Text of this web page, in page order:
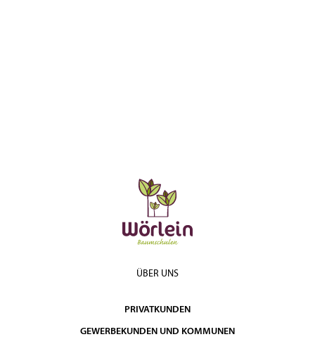
ÜBER UNS
PRIVATKUNDEN
GEWERBEKUNDEN UND KOMMUNEN